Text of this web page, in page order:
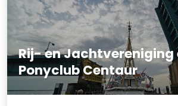
Rij- en Jachtvereniging
Ponyclub Centaur